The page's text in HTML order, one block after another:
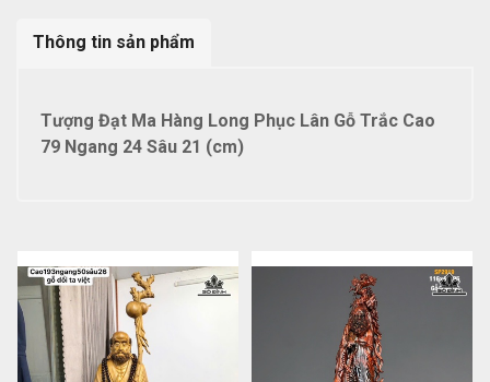
Thông tin sản phẩm
Tượng Đạt Ma Hàng Long Phục Lân Gỗ Trắc Cao
79 Ngang 24 Sâu 21 (cm)